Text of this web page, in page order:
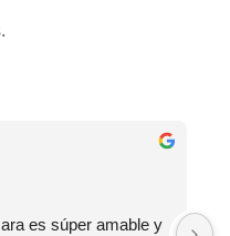
es súper amable y